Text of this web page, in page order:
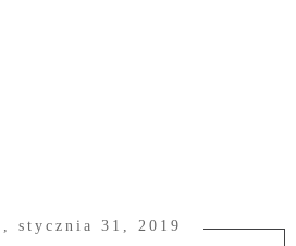
stycznia 31, 2019